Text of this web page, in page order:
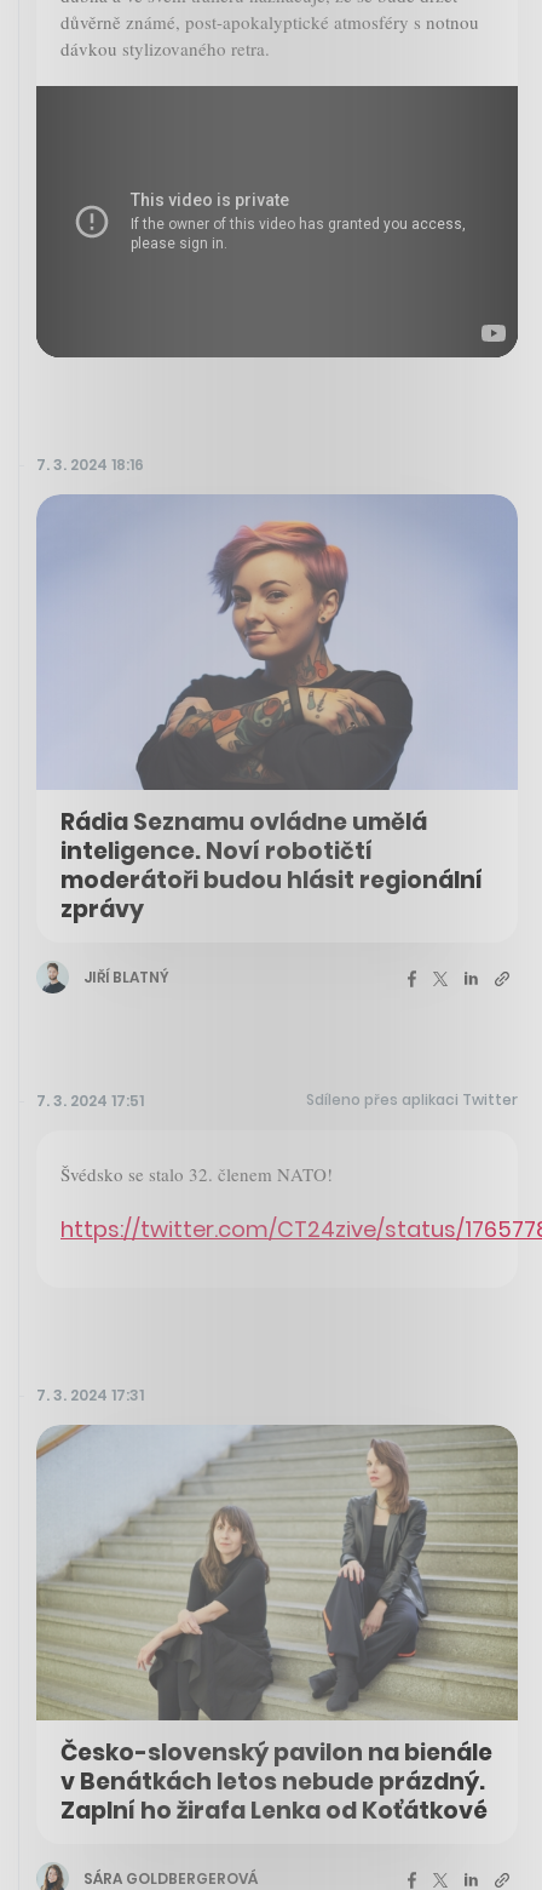
důvěrně známé, post-apokalyptické atmosféry s notnou
dávkou stylizovaného retra.
7. 3. 2024 18:16
Rádia Seznamu ovládne umělá
inteligence. Noví robotičtí
moderátoři budou hlásit regionální
zprávy
JIŘÍ BLATNÝ
7. 3. 2024 17:51 Sdíleno přes aplikaci Twitter
Švédsko se stalo 32. členem NATO!
https://twitter.com/CT24zive/status/
7. 3. 2024 17:31
Česko-slovenský pavilon na bienále
v Benátkách letos nebude prázdný.
Zaplní ho žirafa Lenka od Koťátkové
SÁRA GOLDBERGEROVÁ